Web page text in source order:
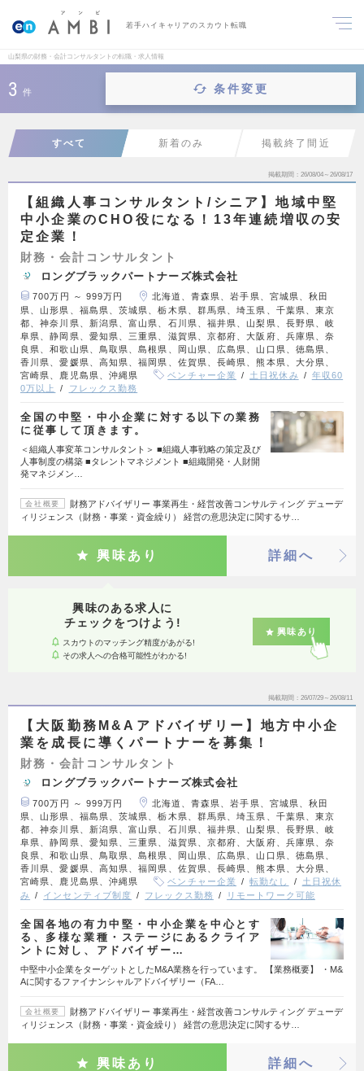
若手ハイキャリアのスカウト転職
山梨県の財務・会計コンサルタントの転職・求人情報
3 件 条件変更
すべて 新着のみ 掲載終了間近
掲載期間 26/08/04～26/08/17
【組織人事コンサルタント/シニア】地域中堅
中小企業のCHO役になる！13年連続増収の安
定企業！
財務・会計コンサルタント
ロングブラックパートナーズ株式会社
700万円 ～ 999万円
北海道、青森県、岩手県、宮城県、秋田
県、山形県、福島県、茨城県、栃木県、群馬県、埼玉県、千葉県、東京
都、神奈川県、新潟県、富山県、石川県、福井県、山梨県、長野県、岐
阜県、静岡県、愛知県、三重県、滋賀県、京都府、大阪府、兵庫県、奈
良県、和歌山県、鳥取県、島根県、岡山県、広島県、山口県、徳島県、
香川県、愛媛県、高知県、福岡県、佐賀県、長崎県、熊本県、大分県、
宮崎県、鹿児島県、沖縄県
ベンチャー企業 土日祝休み
年収60
0万以上
フレックス勤務
全国の中堅・中小企業に対する以下の業務
に従事して頂きます。
＜組織人事変革コンサルタント＞ ■組織人事戦略の策定及び
人事制度の構築 ■タレントマネジメント ■組織開発・人財開
発マネジメン…
会社概要
財務アドバイザリー 事業再生・経営改善コンサルティング デューデ
ィリジェンス（財務・事業・資金繰り） 経営の意思決定に関するサ…
興味あり 詳細へ
興味のある求人に
チェックをつけよう!
スカウトのマッチング精度があがる!
その求人への合格可能性がわかる!
興味あり
掲載期間 26/07/29～26/08/11
【大阪勤務M&Aアドバイザリー】地方中小企
業を成長に導くパートナーを募集！
財務・会計コンサルタント
ロングブラックパートナーズ株式会社
700万円 ～ 999万円
北海道、青森県、岩手県、宮城県、秋田
県、山形県、福島県、茨城県、栃木県、群馬県、埼玉県、千葉県、東京
都、神奈川県、新潟県、富山県、石川県、福井県、山梨県、長野県、岐
阜県、静岡県、愛知県、三重県、滋賀県、京都府、大阪府、兵庫県、奈
良県、和歌山県、鳥取県、島根県、岡山県、広島県、山口県、徳島県、
香川県、愛媛県、高知県、福岡県、佐賀県、長崎県、熊本県、大分県、
宮崎県、鹿児島県、沖縄県
ベンチャー企業 転勤なし
土日祝休
み
インセンティブ制度 フレックス勤務 リモートワーク可能
全国各地の有力中堅・中小企業を中心とす
る、多様な業種・ステージにあるクライア
ントに対し、アドバイザー…
中堅中小企業をターゲットとしたM&A業務を行っています。 【業務概要】 ・M&
Aに関するファイナンシャルアドバイザリー（FA…
会社概要
財務アドバイザリー 事業再生・経営改善コンサルティング デューデ
ィリジェンス（財務・事業・資金繰り） 経営の意思決定に関するサ…
興味あり 詳細へ